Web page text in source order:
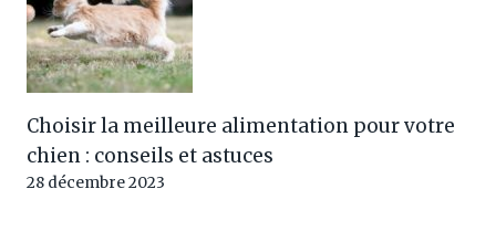
Choisir la meilleure alimentation pour votre
chien : conseils et astuces
28 décembre 2023